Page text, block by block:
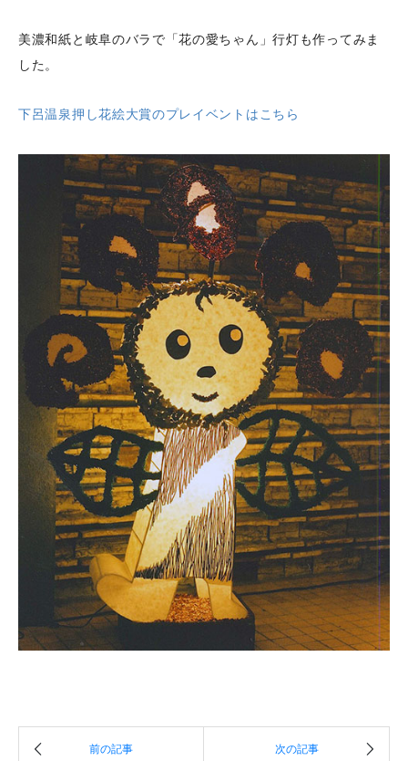
美濃和紙と岐阜のバラで「花の愛ちゃん」行灯も作ってみま
した。
下呂温泉押し花絵大賞のプレイベントはこちら